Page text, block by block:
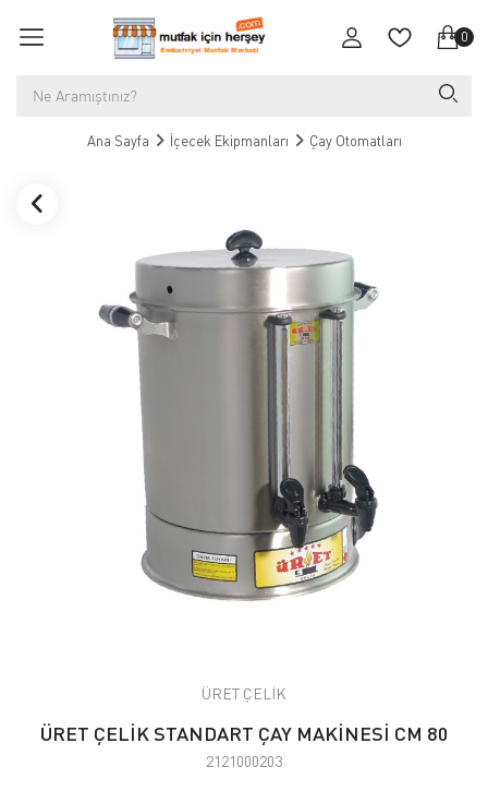
0
Ana Sayfa İçecek Ekipmanları Çay Otomatları
ÜRET ÇELİK
ÜRET ÇELİK STANDART ÇAY MAKİNESİ CM 80
2121000203